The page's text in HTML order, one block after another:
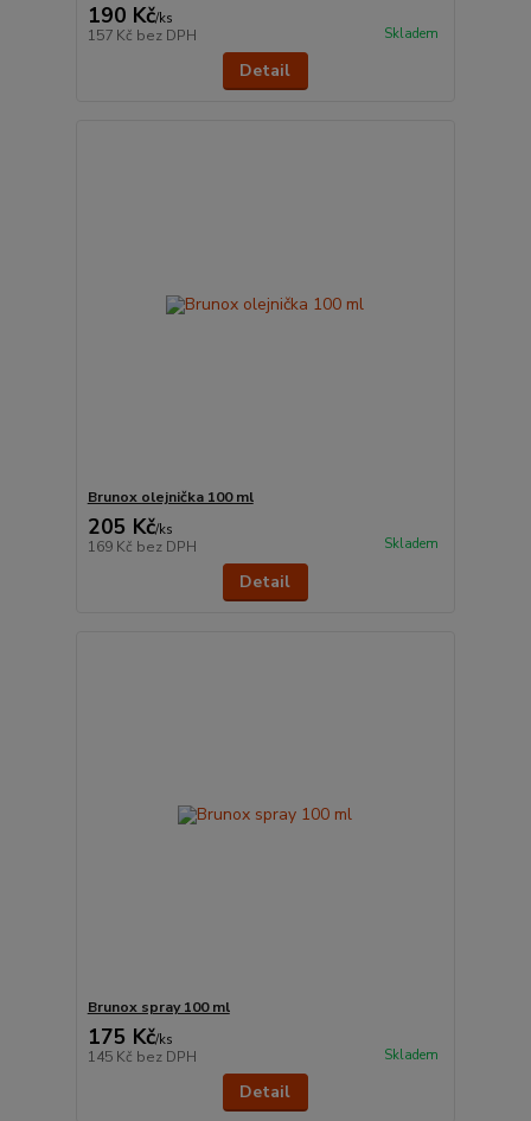
190 Kč/ks
157 Kč bez DPH Skladem
Detail
Brunox olejnička 100 ml
205 Kč/ks
169 Kč bez DPH Skladem
Detail
Brunox spray 100 ml
175 Kč/ks
145 Kč bez DPH Skladem
Detail